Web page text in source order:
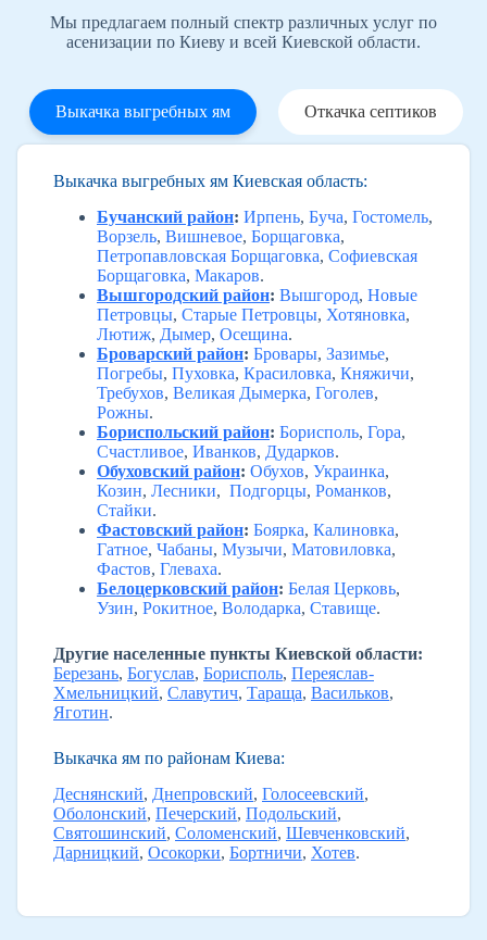
Мы предлагаем полный спектр различных услуг по
асенизации по Киеву и всей Киевской области.
Выкачка выгребных ям Откачка септиков
Выкачка выгребных ям Киевская область:
Бучанский район: Ирпень, Буча, Гостомель,
Ворзель, Вишневое, Борщаговка,
Петропавловская Борщаговка, Софиевская
Борщаговка, Макаров.
Вышгородский район: Вышгород, Новые
Петровцы, Старые Петровцы, Хотяновка,
Лютиж, Дымер, Осещина.
Броварский район: Бровары, Зазимье,
Погребы, Пуховка, Красиловка, Княжичи,
Требухов, Великая Дымерка, Гоголев,
Рожны.
Бориспольский район: Борисполь, Гора,
Счастливое, Иванков, Дударков.
Обуховский район: Обухов, Украинка,
Козин, Лесники, Подгорцы, Романков,
Стайки.
Фастовский район: Боярка, Калиновка,
Гатное, Чабаны, Музычи, Матовиловка,
Фастов, Глеваха.
Белоцерковский район: Белая Церковь,
Узин, Рокитное, Володарка, Ставище.
Другие населенные пункты Киевской области:
Березань, Богуслав, Борисполь, Переяслав-
Хмельницкий, Славутич, Тараща, Васильков,
Яготин.
Выкачка ям по районам Киева:
Деснянский, Днепровский, Голосеевский,
Оболонский, Печерский, Подольский,
Святошинский, Соломенский, Шевченковский,
Дарницкий, Осокорки, Бортничи, Хотев.